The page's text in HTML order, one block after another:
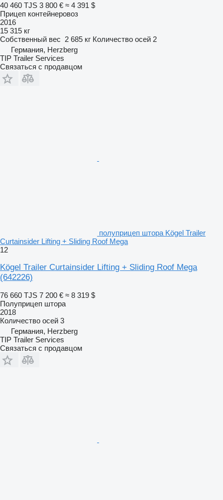
40 460 TJS 3 800 € ≈ 4 391 $
Прицеп контейнеровоз
2016
15 315 кг
Собственный вес 2 685 кг Количество осей 2
Германия, Herzberg
TIP Trailer Services
Связаться с продавцом
полуприцеп штора Kögel Trailer
Curtainsider Lifting + Sliding Roof Mega
12
Kögel Trailer Curtainsider Lifting + Sliding Roof Mega
(642226)
76 660 TJS 7 200 € ≈ 8 319 $
Полуприцеп штора
2018
Количество осей 3
Германия, Herzberg
TIP Trailer Services
Связаться с продавцом